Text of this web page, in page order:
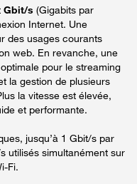
Gbit/s (Gigabits par
Internet. Une
des usages courants
web. En revanche, une
pour le streaming
la gestion de plusieurs
la vitesse est élevée,
et performante.
jusqu’à 1 Gbit/s par
utilisés simultanément sur
Fi.